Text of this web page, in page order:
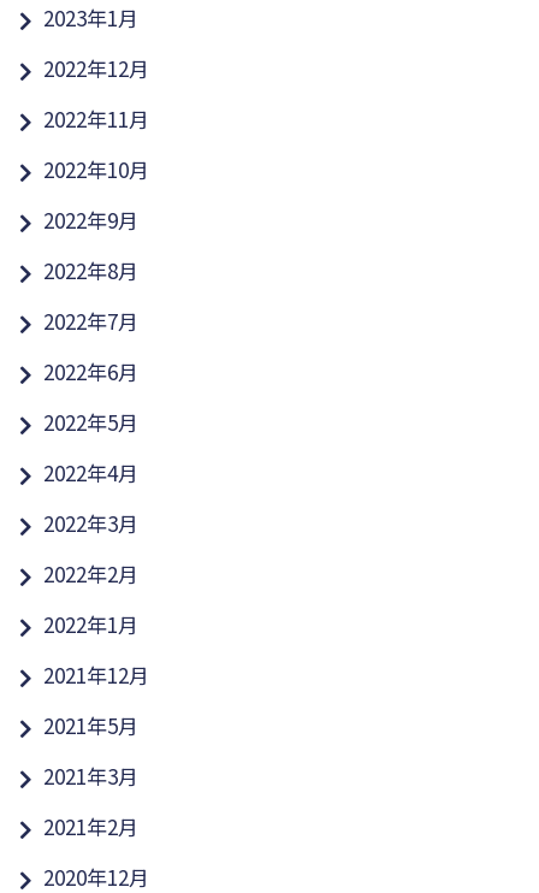
2023年1月
2022年12月
2022年11月
2022年10月
2022年9月
2022年8月
2022年7月
2022年6月
2022年5月
2022年4月
2022年3月
2022年2月
2022年1月
2021年12月
2021年5月
2021年3月
2021年2月
2020年12月